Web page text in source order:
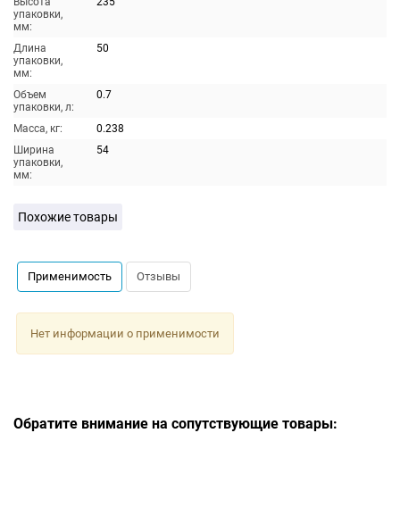
упаковки,
мм:
Длина
упаковки,
мм:
50
Объем
упаковки, л:
0.7
Масса, кг:
0.238
Ширина
упаковки,
мм:
54
Похожие товары
Применимость Отзывы
Нет информации о применимости
Обратите внимание на сопутствующие товары: